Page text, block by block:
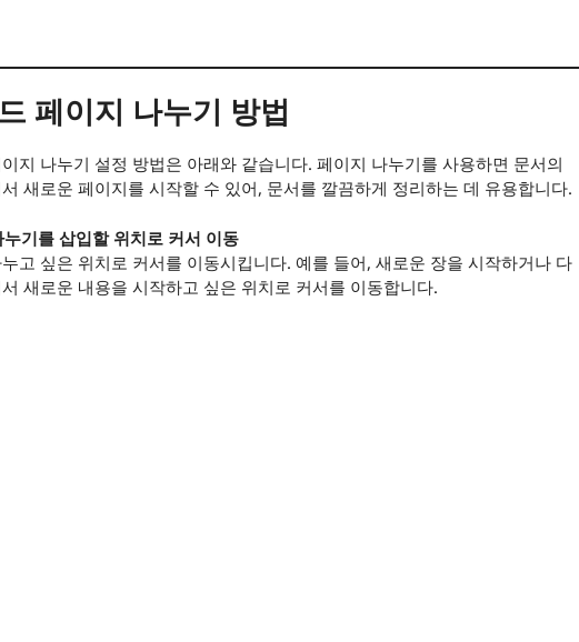
페이지 나누기 방법
지 나누기 설정 방법은 아래와 같습니다. 페이지 나누기를 사용하면 문서의
새로운 페이지를 시작할 수 있어, 문서를 깔끔하게 정리하는 데 유용합니다.
기를 삽입할 위치로 커서 이동
고 싶은 위치로 커서를 이동시킵니다. 예를 들어, 새로운 장을 시작하거나 다
새로운 내용을 시작하고 싶은 위치로 커서를 이동합니다.